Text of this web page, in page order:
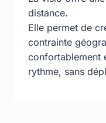
distance.
Elle permet de
contrainte
confortablement
rythme, sans